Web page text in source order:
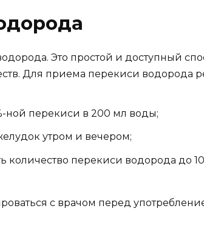
Это простой и доступный
Для приема перекиси водорода
ной перекиси в 200 мл воды;
утром и вечером;
количество перекиси водорода до
с врачом перед